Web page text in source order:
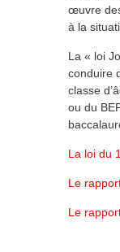
œuvre
à la
La « loi
conduire
classe
ou du
La loi du
Le
Le